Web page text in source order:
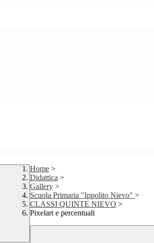
Home >
Didattica >
Gallery >
Scuola Primaria "Ippolito Nievo" >
CLASSI QUINTE NIEVO >
Pixelart e percentuali